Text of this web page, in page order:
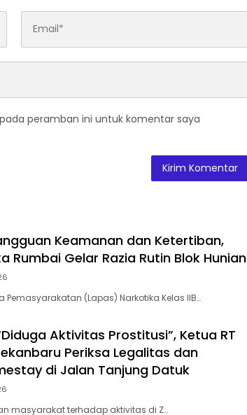
peramban ini untuk komentar saya
Keamanan dan Ketertiban,
Rumbai Gelar Razia Rutin Blok Hunian
Pemasyarakatan (Lapas) Narkotika Kelas IIB…
Aktivitas Prostitusi”, Ketua RT
Periksa Legalitas dan
di Jalan Tanjung Datuk
masyarakat terhadap aktivitas di Z…